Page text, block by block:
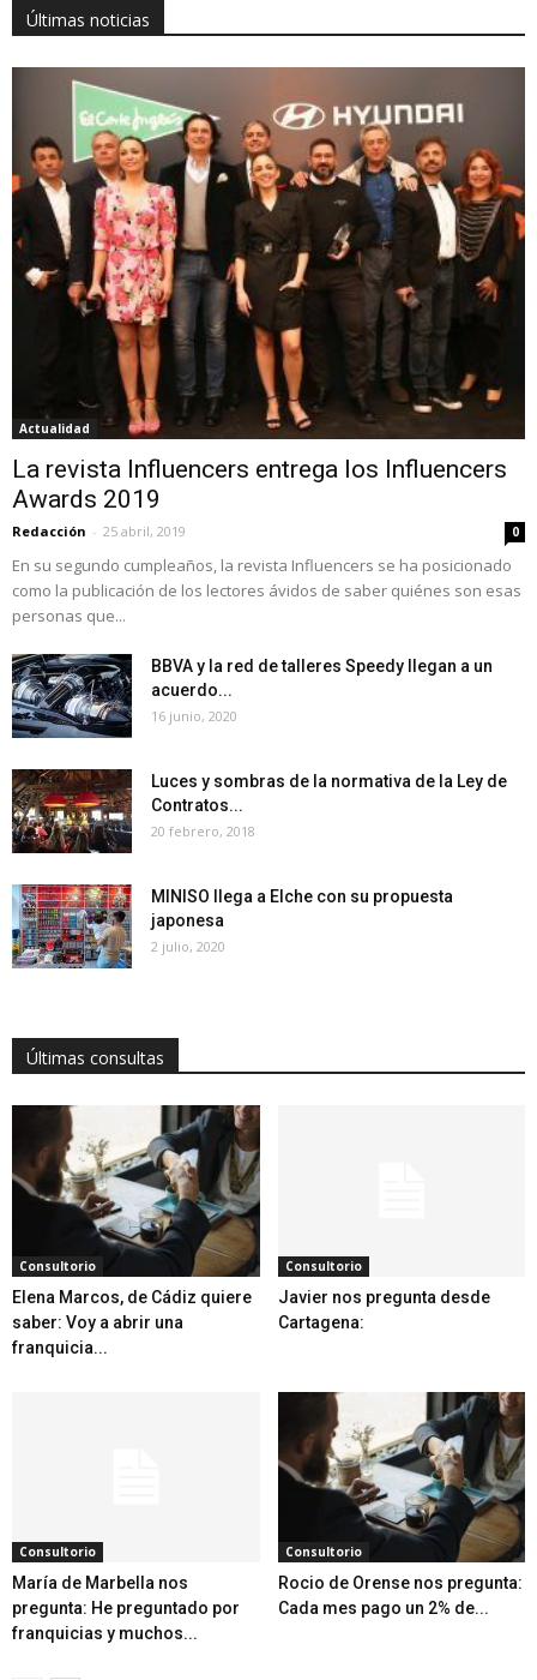
Últimas noticias
Actualidad
La revista Influencers entrega los Influencers
Awards 2019
Redacción - 25 abril, 2019 0
En su segundo cumpleaños, la revista Influencers se ha posicionado
como la publicación de los lectores ávidos de saber quiénes son esas
personas que...
BBVA y la red de talleres Speedy llegan a un
acuerdo...
16 junio, 2020
Luces y sombras de la normativa de la Ley de
Contratos...
20 febrero, 2018
MINISO llega a Elche con su propuesta
japonesa
2 julio, 2020
Últimas consultas
Consultorio
Elena Marcos, de Cádiz quiere
saber: Voy a abrir una
franquicia...
Consultorio
Javier nos pregunta desde
Cartagena:
Consultorio
María de Marbella nos
pregunta: He preguntado por
franquicias y muchos...
Consultorio
Rocio de Orense nos pregunta:
Cada mes pago un 2% de...